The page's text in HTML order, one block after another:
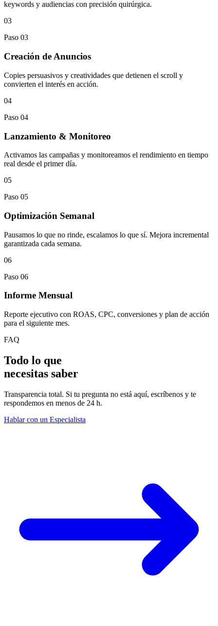
keywords y audiencias con precisión quirúrgica.
03
Paso 03
Creación de Anuncios
Copies persuasivos y creatividades que detienen el scroll y
convierten el interés en acción.
04
Paso 04
Lanzamiento & Monitoreo
Activamos las campañas y monitoreamos el rendimiento en tiempo
real desde el primer día.
05
Paso 05
Optimización Semanal
Pausamos lo que no rinde, escalamos lo que sí. Mejora incremental
garantizada cada semana.
06
Paso 06
Informe Mensual
Reporte ejecutivo con ROAS, CPC, conversiones y plan de acción
para el siguiente mes.
FAQ
Todo lo que
necesitas saber
Transparencia total. Si tu pregunta no está aquí, escríbenos y te
respondemos en menos de 24 h.
Hablar con un Especialista